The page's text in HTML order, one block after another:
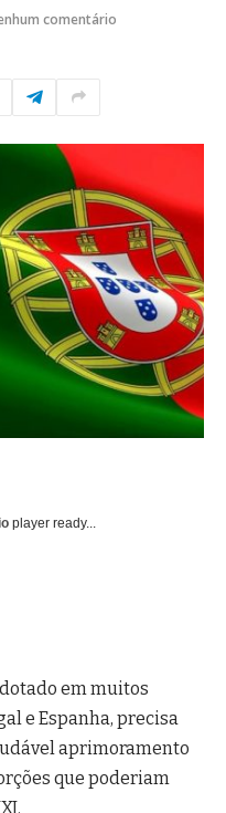
comentário
player ready...
em muitos
e Espanha, precisa
aprimoramento
que poderiam